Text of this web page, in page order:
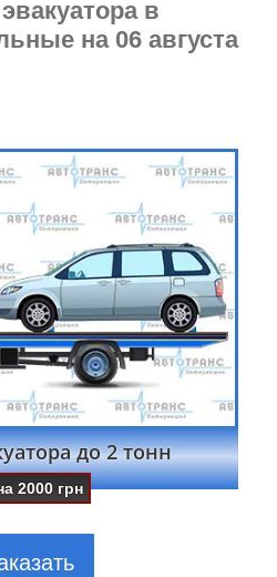
в
на 06 августа
до 2 тонн
2000 грн